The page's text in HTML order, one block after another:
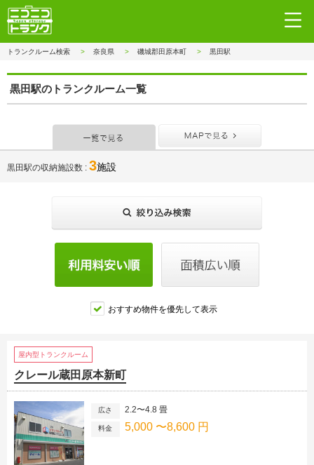
トランクルーム検索 奈良県 磯城郡田原本町 黒田駅
黒田駅のトランクルーム一覧
黒田駅の収納施設数 3施設
おすすめ物件を優先して表示
屋内型トランクルーム
クレール蔵田原本新町
広さ 2.2〜4.8 畳
料金 5,000 〜8,600 円